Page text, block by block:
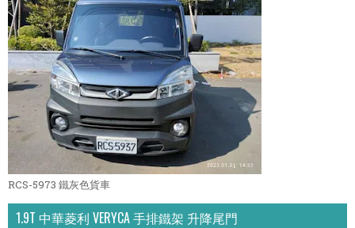
RCS-5973 鐵灰色貨車
1.9T 中華菱利 VERYCA 手排鐵架 升降尾門